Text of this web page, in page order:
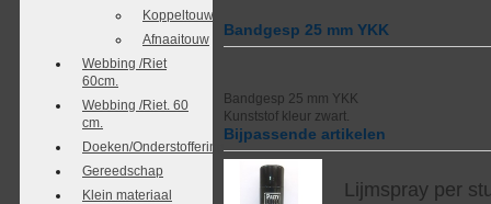
Koppeltouw
Afnaaitouw
Webbing /Riet
60cm.
Webbing /Riet. 60
cm.
Doeken/Onderstoffering
Gereedschap
Klein materiaal
Bandgesp 25 mm YKK
Bandgesp 25 mm YKK
Kunststof kleur zwart.
Bijpassende artikelen
Lijmspray per